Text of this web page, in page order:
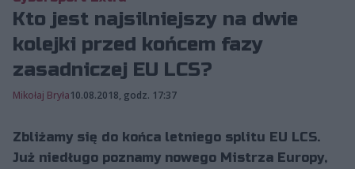
Kto jest najsilniejszy na dwie
kolejki przed końcem fazy
zasadniczej EU LCS?
Mikołaj Bryła10.08.2018, godz. 17:37
Zbliżamy się do końca letniego splitu EU LCS.
Już niedługo poznamy nowego Mistrza Europy,